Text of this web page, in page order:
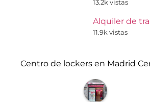
13.2k vistas
Alquiler de
11.9k vistas
Centro de lockers en Madrid